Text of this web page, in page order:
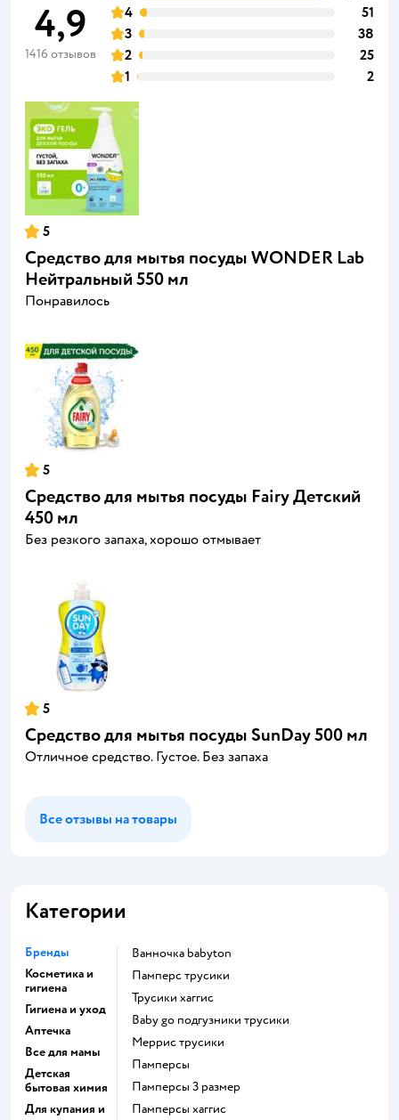
4,9
1416 отзывов
4
51
3
38
2
25
1
2
5
Средство для мытья посуды WONDER Lab
Нейтральный 550 мл
Понравилось
5
Средство для мытья посуды Fairy Детский
450 мл
Без резкого запаха, хорошо отмывает
5
Средство для мытья посуды SunDay 500 мл
Отличное средство. Густое. Без запаха
Все отзывы на товары
Категории
Бренды
Косметика и
гигиена
Гигиена и уход
Аптечка
Все для мамы
Детская
бытовая химия
Для купания и
ванночка babyton
памперс трусики
трусики хаггис
baby go подгузники трусики
меррис трусики
памперсы
памперсы 3 размер
памперсы хаггис